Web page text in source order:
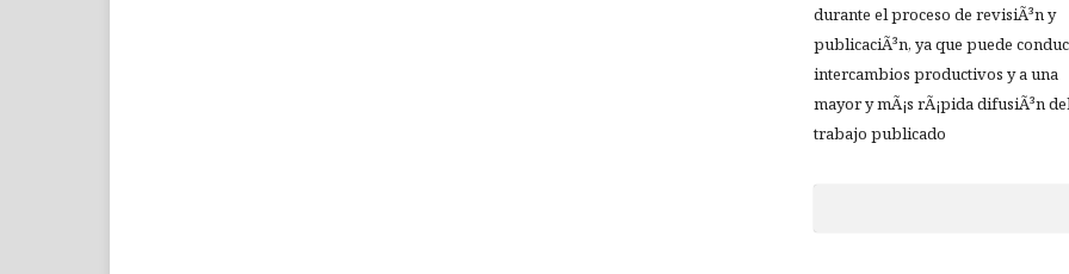
durante el proceso de revisiÃ³n y
publicaciÃ³n, ya que puede
intercambios productivos y a una
mayor y mÃ¡s rÃ¡pida difusiÃ³n
trabajo publicado